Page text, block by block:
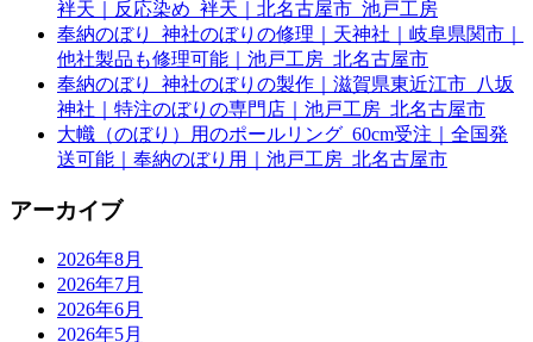
袢天｜反応染め_袢天｜北名古屋市_池戸工房
奉納のぼり_神社のぼりの修理｜天神社｜岐阜県関市｜
他社製品も修理可能｜池戸工房_北名古屋市
奉納のぼり_神社のぼりの製作｜滋賀県東近江市_八坂
神社｜特注のぼりの専門店｜池戸工房_北名古屋市
大幟（のぼり）用のポールリング_60cm受注｜全国発
送可能｜奉納のぼり用｜池戸工房_北名古屋市
アーカイブ
2026年8月
2026年7月
2026年6月
2026年5月